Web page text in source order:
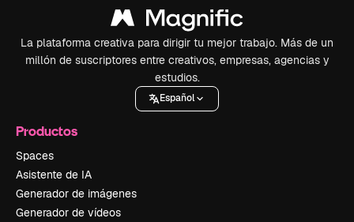
La plataforma creativa para dirigir tu mejor trabajo. Más de un
millón de suscriptores entre creativos, empresas, agencias y
estudios.
Español
Productos
Spaces
Asistente de IA
Generador de imágenes
Generador de vídeos